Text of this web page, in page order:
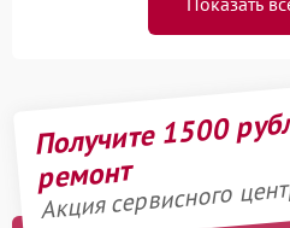
Получите 1500
ремонт
Акция сервисного